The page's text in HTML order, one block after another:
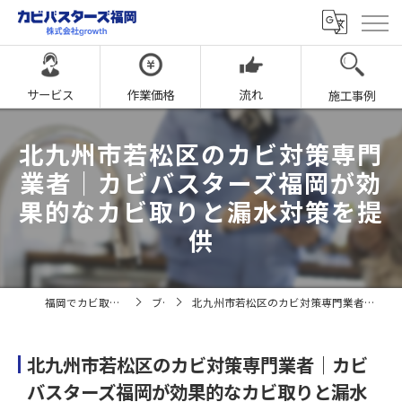
サービス 作業価格 流れ 施工事例
北九州市若松区のカビ対策専門
業者｜カビバスターズ福岡が効
果的なカビ取りと漏水対策を提
供
福岡でカビ取りならカビバスターズ福岡 ブログ 北九州市若松区のカビ対策専門業者｜カビバスターズ福岡が効果的なカビ取りと漏水対策を提供
北九州市若松区のカビ対策専門業者｜カビ
バスターズ福岡が効果的なカビ取りと漏水